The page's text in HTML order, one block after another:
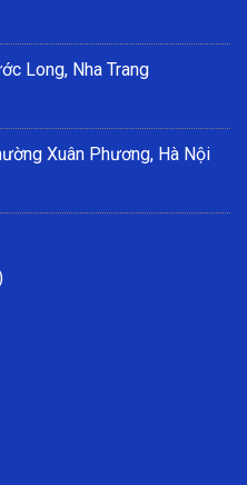
Long, Nha Trang
Xuân Phương, Hà Nội